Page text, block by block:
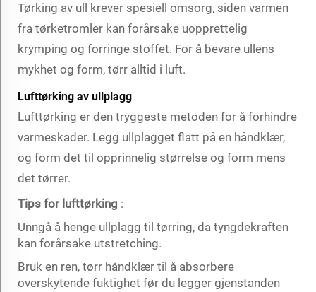
Tørking av ull krever spesiell omsorg, siden varmen
fra tørketromler kan forårsake uopprettelig
krymping og forringe stoffet. For å bevare ullens
mykhet og form, tørr alltid i luft.
Lufttørking av ullplagg
Lufttørking er den tryggeste metoden for å forhindre
varmeskader. Legg ullplagget flatt på en håndklær,
og form det til opprinnelig størrelse og form mens
det tørrer.
Tips for lufttørking :
Unngå å henge ullplagg til tørring, da tyngdekraften
kan forårsake utstretching.
Bruk en ren, tørr håndklær til å absorbere
overskytende fuktighet før du legger gjenstanden